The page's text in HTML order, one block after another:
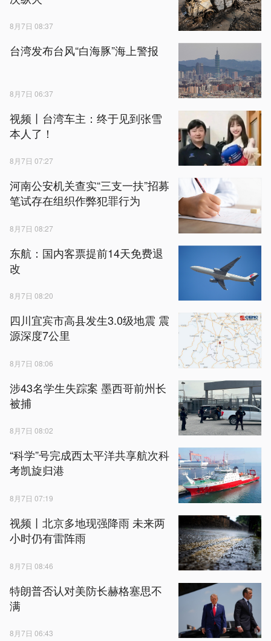
8月7日 08:37
台湾发布台风“白海豚”海上警报
8月7日 06:37
视频丨台湾车主：终于见到张雪
本人了！
8月7日 07:27
河南公安机关查实“三支一扶”招募
笔试存在组织作弊犯罪行为
8月7日 08:27
东航：国内客票提前14天免费退
改
8月7日 08:20
四川宜宾市高县发生3.0级地震 震
源深度7公里
8月7日 08:06
涉43名学生失踪案 墨西哥前州长
被捕
8月7日 08:02
“科学”号完成西太平洋共享航次科
考凯旋归港
8月7日 07:19
视频丨北京多地现强降雨 未来两
小时仍有雷阵雨
8月7日 08:46
特朗普否认对美防长赫格塞思不
满
8月7日 06:43